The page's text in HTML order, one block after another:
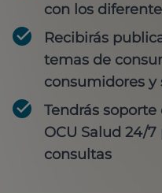
con los
Recibirás
temas de
consumidores y
Tendrás
OCU Salud 24/
consultas